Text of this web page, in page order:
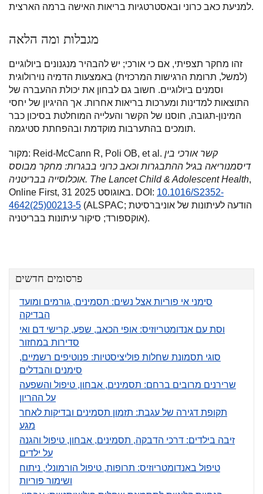
למניעת כאב כרוני ובאסטרטגיות בריאות האישה ברמה הארצית.
מגבלות ומה הלאה
זהו מחקר תצפיתי, אם כי אורכי; יש להבהיר מנגנונים ביולוגיים
(למשל, תרומת הרגישות המרכזית) באמצעות הדמיה נוירולוגית
וסמנים ביולוגיים. חשוב גם לבחון את יכולת ההעברה של
התוצאות למדינות ומערכות בריאות אחרות. אך ההיגיון של יחסי
המינון-תגובה, חוסנו של הקשר והעלייה המוחלטת בסיכון כבר
תומכים בהתערבות מוקדמת ובהפחתת סטיגמה.
מקור: Reid-McCann R, Poli OB, et al. קשר אורכי בין
דיסמנוריאה בגיל ההתבגרות וכאב כרוני בבגרות: מחקר מבוסס
אוכלוסייה בבריטניה. The Lancet Child & Adolescent Health,
Online First, 31 באוגוסט 2025. DOI: 10.1016/S2352-
4642(25)00213-5 (ALSPAC; הודעה לעיתונות של אוניברסיטת
אוקספורד; סיקור עיתונות בבריטניה).
פרסומים חדשים
סימני אי פוריות אצל נשים: תסמינים, גורמים ומועד
הבדיקה
וסת עם אנדומטריוזיס: אופי הכאב, שפע, קרישי דם ואי
סדירות במחזור
סוגי תסמונת שחלות פוליציסטיות: פנוטיפים רשמיים,
סימנים והבדלים
שרירנים מרובים ברחם: תסמינים, אבחון, טיפול והשפעה
על ההריון
תקופת דגירה של עגבת: תזמון תסמינים ובדיקות לאחר
מגע
זיבה בילדים: דרכי הדבקה, תסמינים, אבחון, טיפול והגנה
על ילדים
טיפול באנדומטריוזיס: תרופות, טיפול הורמונלי, ניתוח
ושימור פוריות